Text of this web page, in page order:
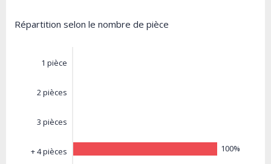
Répartition selon le nombre de pièce
1 pièce
2 pièces
3 pièces
+ 4 pièces 100%